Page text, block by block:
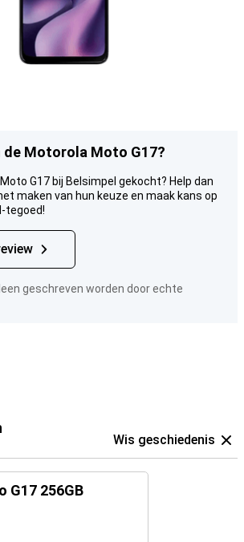
de Motorola Moto G17?
G17 bij Belsimpel gekocht? Help dan
maken van hun keuze en maak kans op
tegoed!
geschreven worden door echte
Wis geschiedenis
256GB